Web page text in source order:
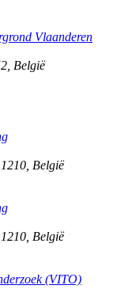
Vlaanderen
België
1210 België
1210 België
(VITO)